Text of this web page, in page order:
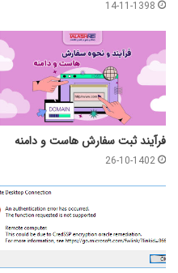
14-11-1398
فرآیند ثبت سفارش هاست و دامنه
26-10-1402